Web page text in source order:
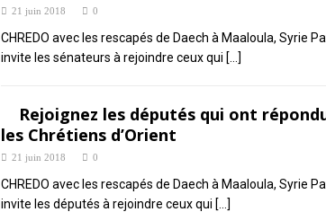
21 juin 2018 0
CHREDO avec les rescapés de Daech à Maaloula, Syrie
invite les sénateurs à rejoindre ceux qui […]
Rejoignez les députés qui ont
les Chrétiens d’Orient
21 juin 2018 0
CHREDO avec les rescapés de Daech à Maaloula, Syrie
invite les députés à rejoindre ceux qui […]